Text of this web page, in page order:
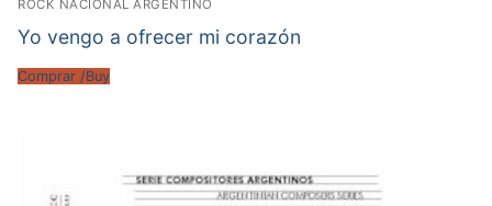
ROCK NACIONAL ARGENTINO
Yo vengo a ofrecer mi corazón
Comprar /Buy